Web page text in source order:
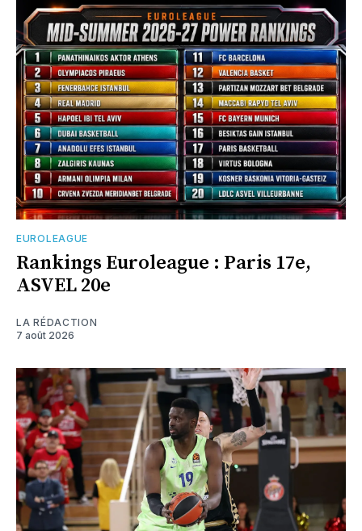
EUROLEAGUE
Rankings Euroleague : Paris 17e,
ASVEL 20e
LA RÉDACTION
7 août 2026